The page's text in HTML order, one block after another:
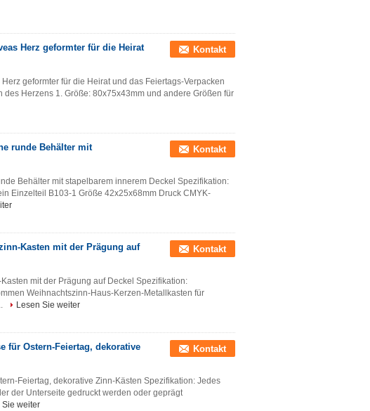
Herz geformter für die Heirat
Kontakt
geformter für die Heirat und das Feiertags-Verpacken
des Herzens 1. Größe: 80x75x43mm und andere Größen für
runde Behälter mit
Kontakt
Behälter mit stapelbarem innerem Deckel Spezifikation:
Einzelteil B103-1 Größe 42x25x68mm Druck CMYK-
Kasten mit der Prägung auf
Kontakt
mit der Prägung auf Deckel Spezifikation:
Weihnachtszinn-Haus-Kerzen-Metallkasten für
Lesen Sie weiter
für Ostern-Feiertag, dekorative
Kontakt
Feiertag, dekorative Zinn-Kästen Spezifikation: Jedes
der Unterseite gedruckt werden oder geprägt
Sie weiter